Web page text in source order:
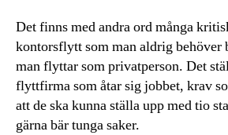
Det finns med andra ord många
kontorsflytt som man aldrig behöver
man flyttar som privatperson. Det
flyttfirma som åtar sig jobbet, krav
att de ska kunna ställa upp med tio
gärna bär tunga saker.